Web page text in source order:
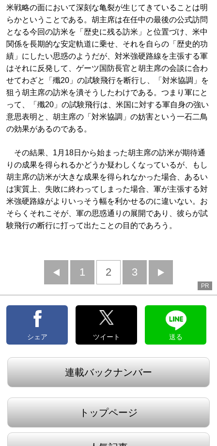
米戦略の面において深刻な亀裂が生じてきていることは明
らかということである。胡主席は在任中の最後の公式訪問
となる今回の訪米を「歴史に残る訪米」と位置づけ、米中
関係を長期的な安定軌道に乗せ、それを自らの「歴史的功
績」にしたい思惑のようだが、対米強硬路線を主張する軍
はそれに反発して、ゲーツ国防長官と胡主席の会談に合わ
せてわざと「殲20」の試験飛行を断行し、「対米協調」を
狙う胡主席の訪米を潰そうしたわけである。つまり軍にと
って、「殲20」の試験飛行は、米国に対する軍自身の強い
意思表明と、胡主席の「対米協調」の妨害という一石二鳥
の効果があるのである。
その結果、1月18日から始まった胡主席の訪米が期待通
りの成果を得られるかどうか疑わしくなっているが、もし
胡主席の訪米が大きな成果を得られなかった場合、あるい
は実質上、失敗に終わってしまった場合、軍が主張する対
米強硬路線がよりいっそう幅を利かせるのに違いない。お
そらくそれこそが、軍の思惑通りの展開であり、彼らが試
験飛行の断行に打って出たことの目的であろう。
前
へ
1 2 3
へ
PR
シェア ツイート 送る
連載バックナンバー
トップページ